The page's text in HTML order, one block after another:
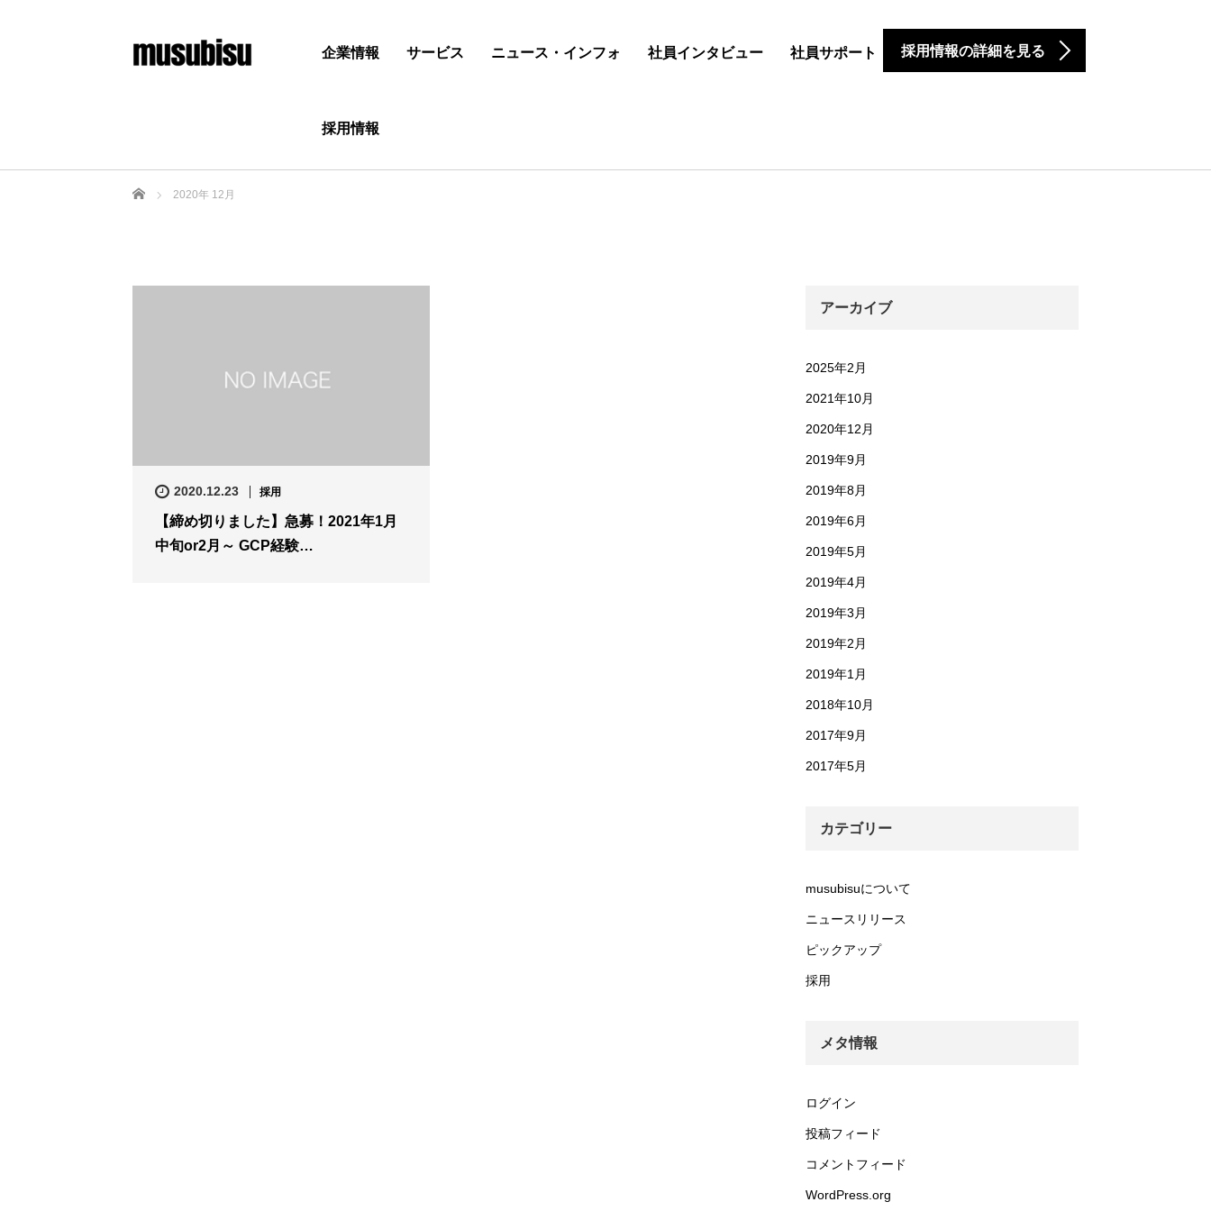
企業情報 サービス ニュース・インフォ 社員インタビュー 社員サポート
採用情報
採用情報の詳細を見る
ホーム 2020年 12月
2020.12.23 採用
【締め切りました】急募！2021年1月
中旬or2月～ GCP経験…
アーカイブ
2025年2月
2021年10月
2020年12月
2019年9月
2019年8月
2019年6月
2019年5月
2019年4月
2019年3月
2019年2月
2019年1月
2018年10月
2017年9月
2017年5月
カテゴリー
musubisuについて
ニュースリリース
ピックアップ
採用
メタ情報
ログイン
投稿フィード
コメントフィード
WordPress.org